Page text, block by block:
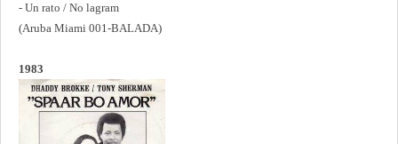
- Un rato / No lagram
(Aruba Miami 001-BALADA)
1983